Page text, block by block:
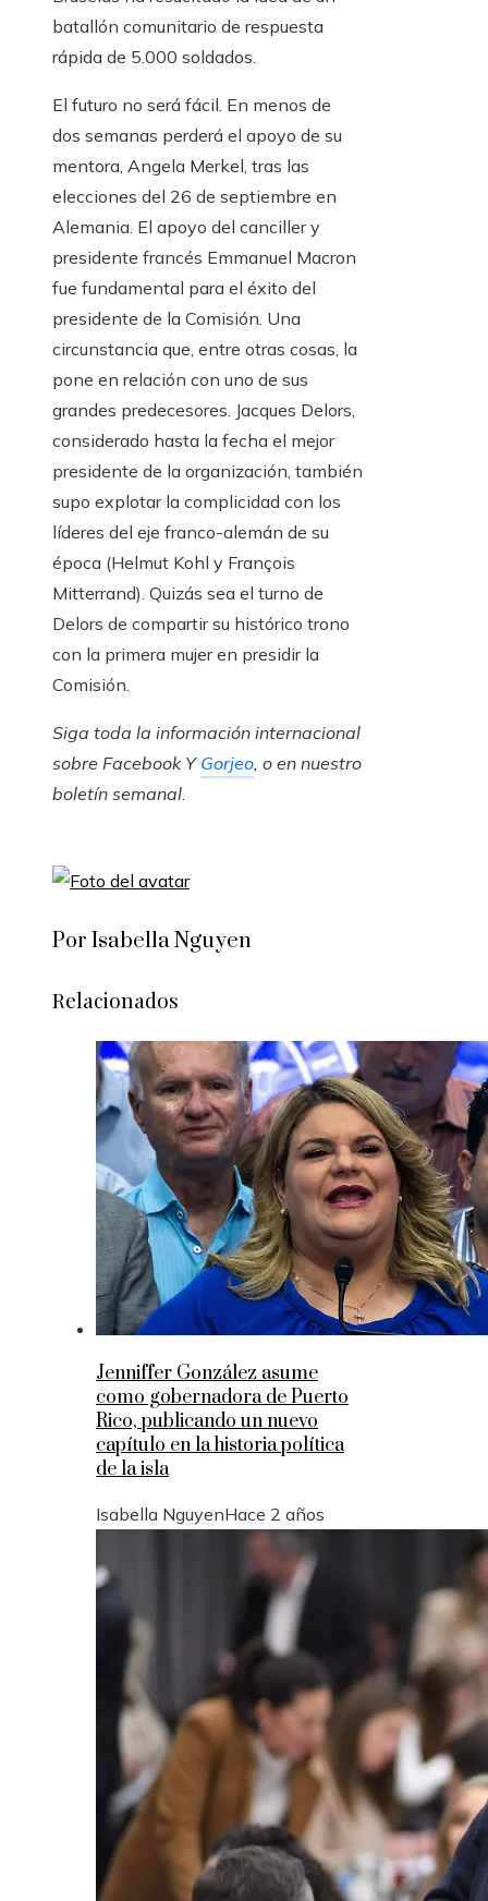
batallón comunitario de respuesta
rápida de 5.000 soldados.
El futuro no será fácil. En menos de
dos semanas perderá el apoyo de su
mentora, Angela Merkel, tras las
elecciones del 26 de septiembre en
Alemania. El apoyo del canciller y
presidente francés Emmanuel Macron
fue fundamental para el éxito del
presidente de la Comisión. Una
circunstancia que, entre otras cosas, la
pone en relación con uno de sus
grandes predecesores. Jacques Delors,
considerado hasta la fecha el mejor
presidente de la organización, también
supo explotar la complicidad con los
líderes del eje franco-alemán de su
época (Helmut Kohl y François
Mitterrand). Quizás sea el turno de
Delors de compartir su histórico trono
con la primera mujer en presidir la
Comisión.
Siga toda la información internacional
sobre FacebookY Gorjeo, o en nuestro
boletín semanal.
Por Isabella Nguyen
Relacionados
Jenniffer González asume
como gobernadora de Puerto
Rico, publicando un nuevo
capítulo en la historia política
de la isla
Isabella NguyenHace 2 años